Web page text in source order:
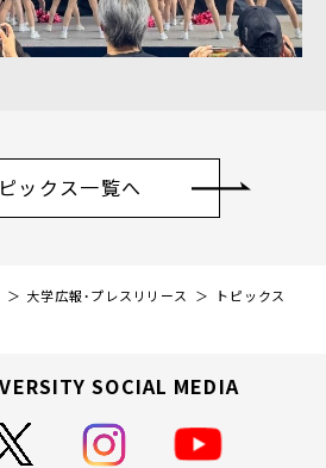
ックス一覧へ
大学広報・プレスリリース
トピックス
SOCIAL MEDIA